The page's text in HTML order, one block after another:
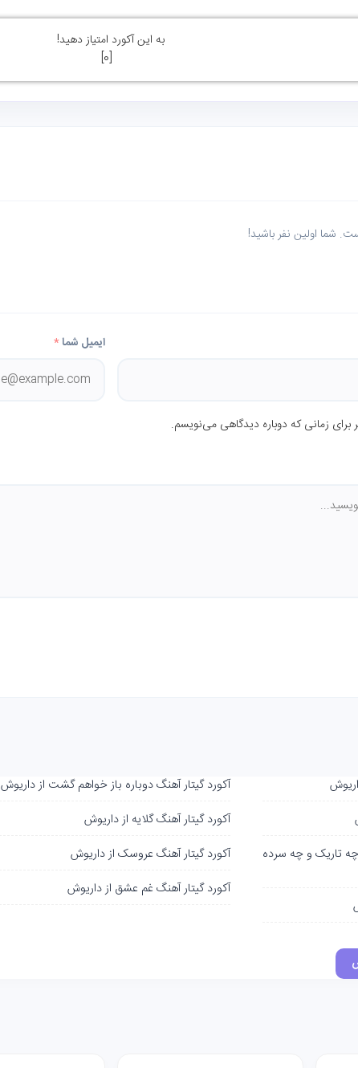
به این آکورد امتیاز دهید!
[
0
]
شما اولین نفر باشید!
ایمیل شما*
برای زمانی که دوباره دیدگاهی می‌نویسم.
چه تاریک و چه سرده
آکورد گیتار آهنگ دوباره باز خواهم گشت از داریوش
آکورد گیتار آهنگ گلایه از داریوش
آکورد گیتار آهنگ عروسک از داریوش
آکورد گیتار آهنگ غم عشق از داریوش